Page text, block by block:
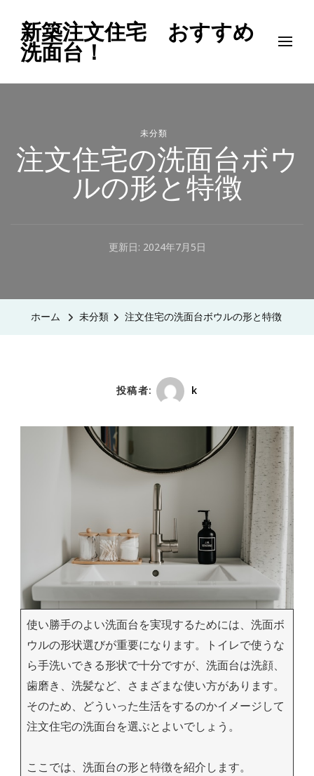
新築注文住宅 おすすめ
洗面台！
未分類
注文住宅の洗面台ボウ
ルの形と特徴
更新日: 2024年7月5日
ホーム 未分類 注文住宅の洗面台ボウルの形と特徴
投稿者: k
使い勝手のよい洗面台を実現するためには、洗面ボ
ウルの形状選びが重要になります。トイレで使うな
ら手洗いできる形状で十分ですが、洗面台は洗顔、
歯磨き、洗髪など、さまざまな使い方があります。
そのため、どういった生活をするのかイメージして
注文住宅の洗面台を選ぶとよいでしょう。
ここでは、洗面台の形と特徴を紹介します。